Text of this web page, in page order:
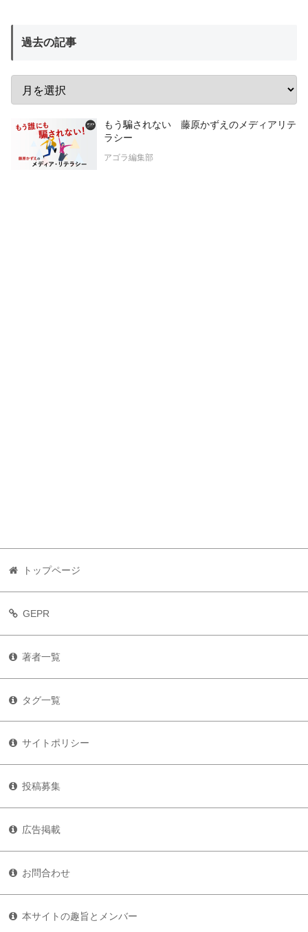
過去の記事
もう騙されない 藤原かずえのメディアリテ
ラシー
アゴラ編集部
トップページ
GEPR
著者一覧
タグ一覧
サイトポリシー
投稿募集
広告掲載
お問合わせ
本サイトの趣旨とメンバー